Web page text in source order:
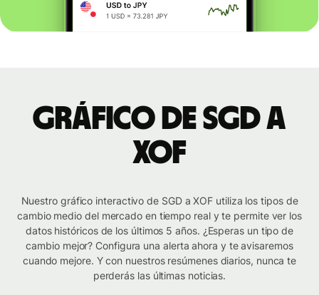
Gráfico de SGD a
XOF
Nuestro gráfico interactivo de SGD a XOF utiliza los tipos de
cambio medio del mercado en tiempo real y te permite ver los
datos históricos de los últimos 5 años. ¿Esperas un tipo de
cambio mejor? Configura una alerta ahora y te avisaremos
cuando mejore. Y con nuestros resúmenes diarios, nunca te
perderás las últimas noticias.